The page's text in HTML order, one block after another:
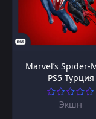
Marvel’s Spider-
PS5 Турция
Экшн